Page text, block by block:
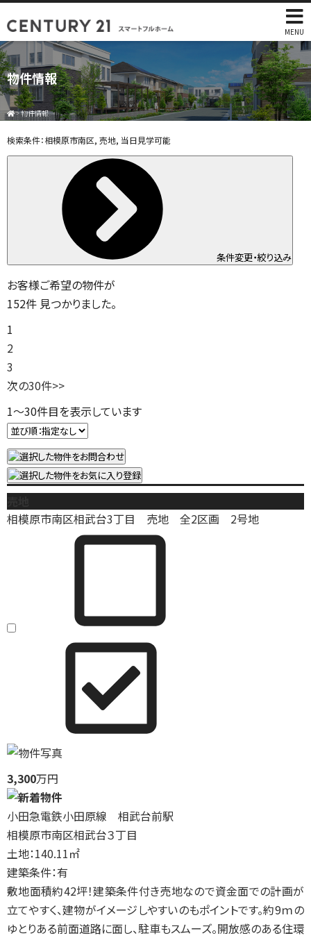
MENU
物件情報
>物件情報
検索条件： 相模原市南区, 売地, 当日見学可能
条件変更・絞り込み
お客様ご希望の物件が
152件 見つかりました。
1
2
3
次の30件>>
1～30件目を表示しています
相模原市南区相武台3丁目 売地 全2区画 2号地
3,300万円
小田急電鉄小田原線 相武台前駅
相模原市南区相武台３丁目
土地：140.11㎡
建築条件：有
敷地面積約42坪！建築条件付き売地なので資金面での計画が
立てやすく、建物がイメージしやすいのもポイントです。約9ｍの
ゆとりある前面道路に面し、駐車もスムーズ。開放感のある住環